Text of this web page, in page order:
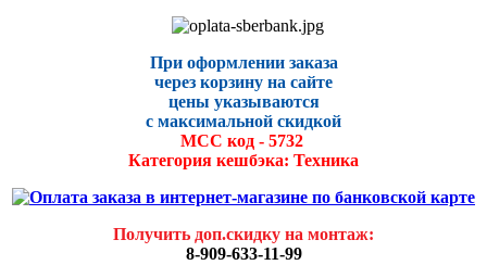
При оформлении заказа
через корзину на сайте
цены указываются
с максимальной скидкой
МСС код - 5732
Категория кешбэка: Техника
Получить доп.скидку на монтаж:
8-909-633-11-99